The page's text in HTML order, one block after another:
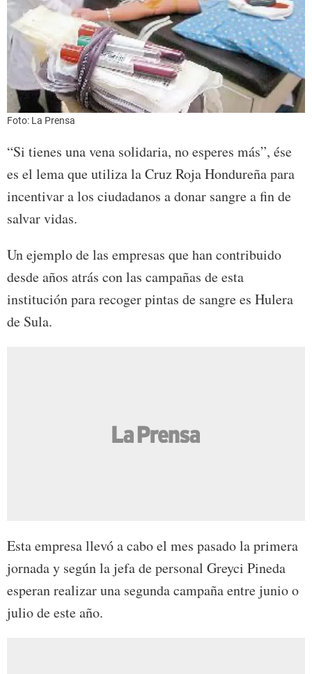
Foto: La Prensa
“Si tienes una vena solidaria, no esperes más”, ése
es el lema que utiliza la Cruz Roja Hondureña para
incentivar a los ciudadanos a donar sangre a fin de
salvar vidas.
Un ejemplo de las empresas que han contribuido
desde años atrás con las campañas de esta
institución para recoger pintas de sangre es Hulera
de Sula.
Esta empresa llevó a cabo el mes pasado la primera
jornada y según la jefa de personal Greyci Pineda
esperan realizar una segunda campaña entre junio o
julio de este año.